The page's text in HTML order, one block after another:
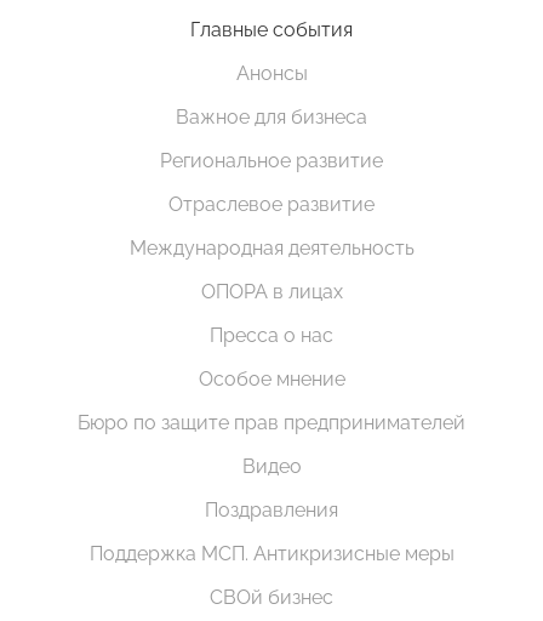
Главные события
Анонсы
Важное для бизнеса
Региональное развитие
Отраслевое развитие
Международная деятельность
ОПОРА в лицах
Пресса о нас
Особое мнение
Бюро по защите прав предпринимателей
Видео
Поздравления
Поддержка МСП. Антикризисные меры
СВОй бизнес